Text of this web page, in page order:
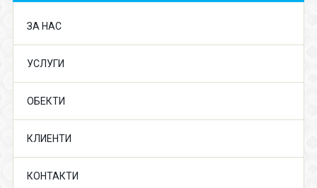
ЗА НАС
УСЛУГИ
ОБЕКТИ
КЛИЕНТИ
КОНТАКТИ